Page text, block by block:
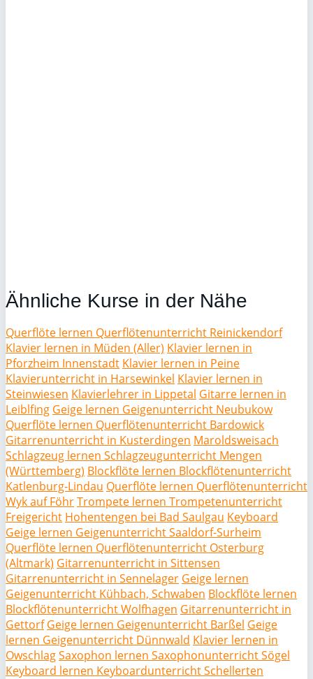
Ähnliche Kurse in der Nähe
Querflöte lernen Querflötenunterricht Reinickendorf
Klavier lernen in Müden (Aller) Klavier lernen in
Pforzheim Innenstadt Klavier lernen in Peine
Klavierunterricht in Harsewinkel Klavier lernen in
Steinwiesen Klavierlehrer in Lippetal Gitarre lernen in
Leiblfing Geige lernen Geigenunterricht Neubukow
Querflöte lernen Querflötenunterricht Bardowick
Gitarrenunterricht in Kusterdingen Maroldsweisach
Schlagzeug lernen Schlagzeugunterricht Mengen
(Württemberg) Blockflöte lernen Blockflötenunterricht
Katlenburg-Lindau Querflöte lernen Querflötenunterricht
Wyk auf FöhrTrompete lernen Trompetenunterricht
Freigericht Hohentengen bei Bad Saulgau Keyboard
Geige lernen Geigenunterricht Saaldorf-Surheim
Querflöte lernen Querflötenunterricht Osterburg
(Altmark) Gitarrenunterricht in Sittensen
Gitarrenunterricht in Sennelager Geige lernen
Geigenunterricht Kühbach, Schwaben Blockflöte lernen
Blockflötenunterricht Wolfhagen Gitarrenunterricht in
Gettorf Geige lernen Geigenunterricht Barßel Geige
lernen Geigenunterricht Dünnwald Klavier lernen in
OwschlagSaxophon lernen Saxophonunterricht Sögel
Keyboard lernen Keyboardunterricht Schellerten